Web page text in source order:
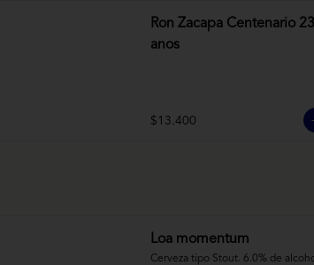
Ron Zacapa Centenario 23
anos
$13.400
Loa momentum
Cerveza tipo Stout. 6.0% de